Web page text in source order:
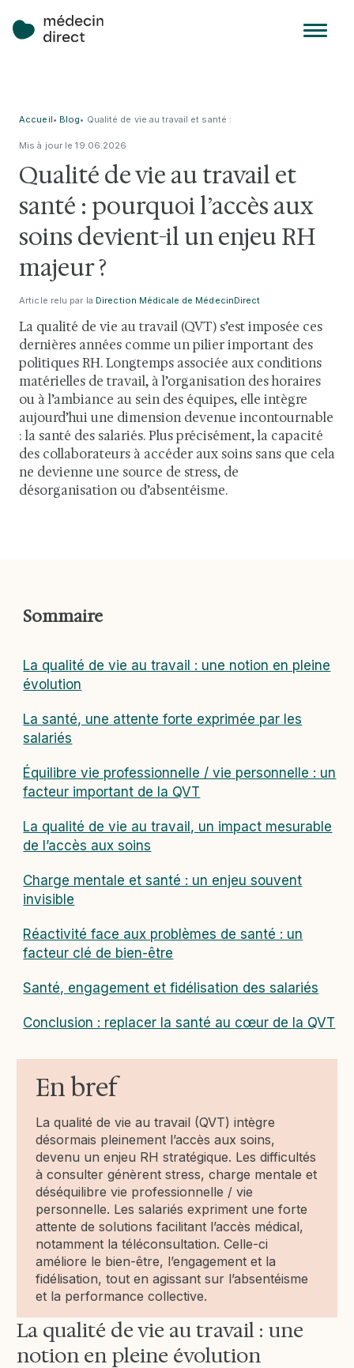
Accueil• Blog• Qualité de vie au travail et santé :
devient-il un enjeu RH majeur ?
Qualité de vie au travail et
santé : pourquoi l’accès aux
soins devient-il un enjeu RH
majeur ?
Mis à jour le19.06.2026
Article relu par la Direction Médicale de MédecinDirect
La qualité de vie au travail (QVT) s’est imposée ces
dernières années comme un pilier important des
politiques RH. Longtemps associée aux conditions
matérielles de travail, à l’organisation des horaires
ou à l’ambiance au sein des équipes, elle intègre
aujourd’hui une dimension devenue incontournable
: la santé des salariés. Plus précisément, la capacité
des collaborateurs à accéder aux soins sans que cela
ne devienne une source de stress, de
désorganisation ou d’absentéisme.
En bref
La qualité de vie au travail (QVT) intègre
désormais pleinement l’accès aux soins,
devenu un enjeu RH stratégique. Les difficultés
à consulter génèrent stress, charge mentale et
déséquilibre vie professionnelle / vie
personnelle. Les salariés expriment une forte
attente de solutions facilitant l’accès médical,
notamment la téléconsultation. Celle-ci
améliore le bien-être, l’engagement et la
fidélisation, tout en agissant sur l’absentéisme
et la performance collective.
La qualité de vie au travail : une
notion en pleine évolution
Sommaire
La qualité de vie au travail : une notion en pleine
évolution
La santé, une attente forte exprimée par les
salariés
Équilibre vie professionnelle / vie personnelle : un
facteur important de la QVT
La qualité de vie au travail, un impact mesurable
de l’accès aux soins
Charge mentale et santé : un enjeu souvent
invisible
Réactivité face aux problèmes de santé : un
facteur clé de bien-être
Santé, engagement et fidélisation des salariés
Conclusion : replacer la santé au cœur de la QVT